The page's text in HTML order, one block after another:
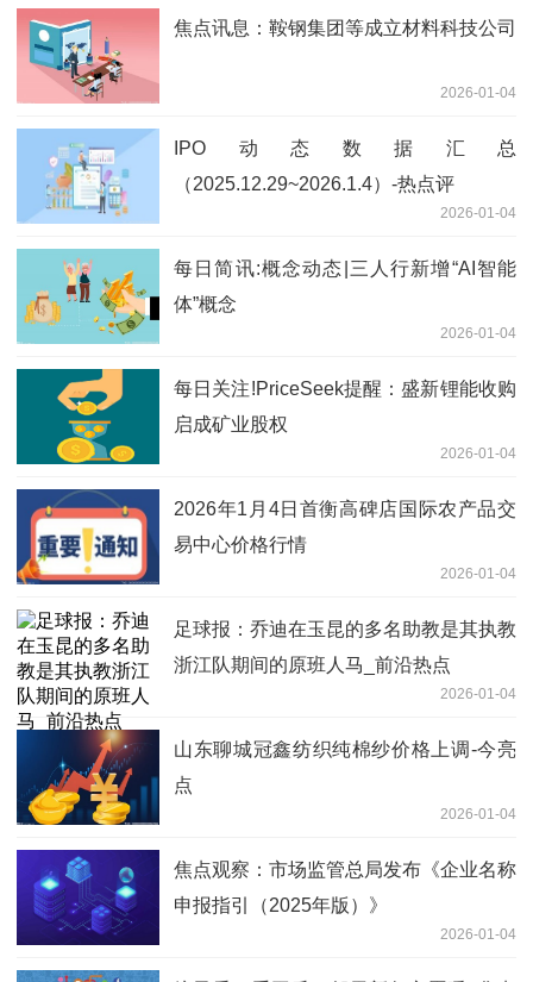
焦点讯息：鞍钢集团等成立材料科技公司
2026-01-04
IPO动态数据汇总
（2025.12.29~2026.1.4）-热点评
2026-01-04
每日简讯:概念动态|三人行新增“AI智能
体”概念
2026-01-04
每日关注!PriceSeek提醒：盛新锂能收购
启成矿业股权
2026-01-04
2026年1月4日首衡高碑店国际农产品交
易中心价格行情
2026-01-04
足球报：乔迪在玉昆的多名助教是其执教
浙江队期间的原班人马_前沿热点
2026-01-04
山东聊城冠鑫纺织纯棉纱价格上调-今亮
点
2026-01-04
焦点观察：市场监管总局发布《企业名称
申报指引（2025年版）》
2026-01-04